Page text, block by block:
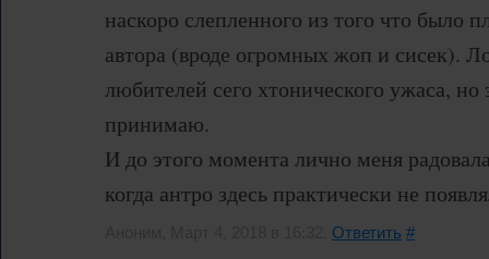
наскоро слепленного из того что было
автора (вроде огромных жоп и сисек).
любителей сего хтонического ужаса,
принимаю.
И до этого момента лично меня
когда антро здесь практически не
Ответить #